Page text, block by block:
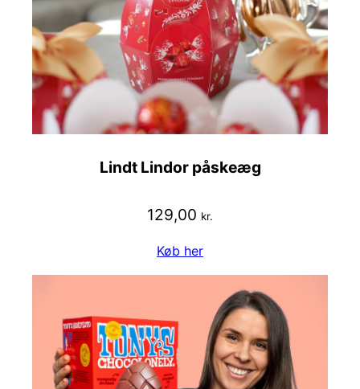
Lindt Lindor påskeæg
129,00 kr.
Køb her